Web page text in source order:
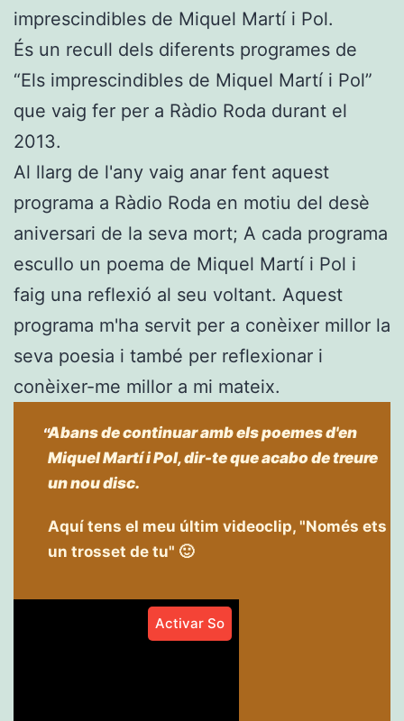
imprescindibles de Miquel Martí i Pol.
És un recull dels diferents programes de
“Els imprescindibles de Miquel Martí i Pol”
que vaig fer per a Ràdio Roda durant el
2013.
Al llarg de l'any vaig anar fent aquest
programa a Ràdio Roda en motiu del desè
aniversari de la seva mort; A cada programa
escullo un poema de Miquel Martí i Pol i
faig una reflexió al seu voltant. Aquest
programa m'ha servit per a conèixer millor la
seva poesia i també per reflexionar i
conèixer-me millor a mi mateix.
Abans de continuar amb els poemes d'en
Miquel Martí i Pol, dir-te que acabo de treure
un nou disc.
Aquí tens el meu últim videoclip, "Només ets
un trosset de tu" 🙂
Activar So